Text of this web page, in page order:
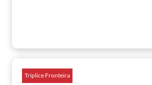
Tríplice Fronteira